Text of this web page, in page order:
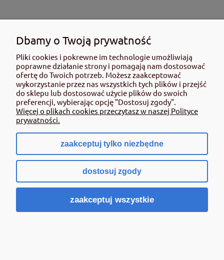
zawiera 8% VAT, bez kosztów dostawy
Cena netto: 219,49 zł
Do koszyka
Dbamy o Twoją prywatność
Pliki cookies i pokrewne im technologie umożliwiają
poprawne działanie strony i pomagają nam dostosować
ofertę do Twoich potrzeb. Możesz zaakceptować
wykorzystanie przez nas wszystkich tych plików i przejść
do sklepu lub dostosować użycie plików do swoich
preferencji, wybierając opcję "Dostosuj zgody".
Więcej o plikach cookies przeczytasz w naszej Polityce
prywatności.
zaakceptuj tylko niezbędne
dostosuj zgody
zaakceptuj wszystkie